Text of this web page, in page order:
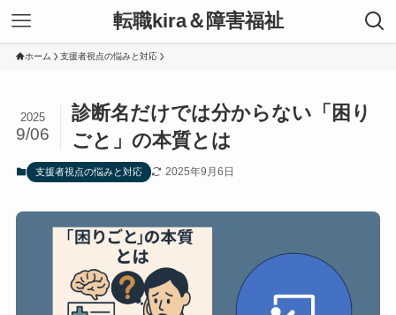
転職kira＆障害福祉
ホーム 支援者視点の悩みと対応
診断名だけでは分からない「困り
ごと」の本質とは
2025
9/06
支援者視点の悩みと対応 2025年9月6日